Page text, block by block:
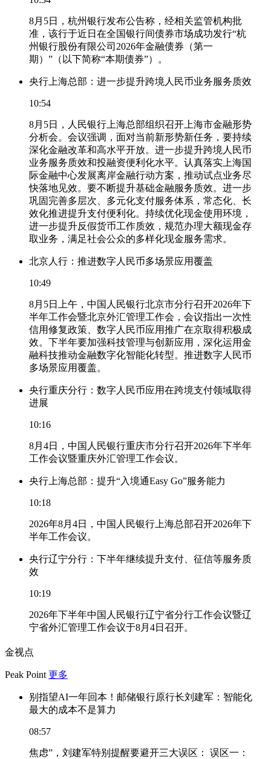
8月5日，杭州银行发布公告称，经相关监管机构批
准，该行于近日在全国银行间债券市场成功发行“杭
州银行股份有限公司2026年金融债券（第一
期）”（以下简称“本期债券”）。
央行上海总部：进一步提升跨境人民币业务服务质效
10:54
8月5日，人民银行上海总部组织召开上海市金融形势
分析会。会议强调，面对当前新形势新任务，要持续
深化金融改革和高水平开放。进一步提升跨境人民币
业务服务质效和投融资便利化水平。认真落实上海国
际金融中心发展离岸金融行动方案，推动试点业务尽
快落地见效。要不断提升基础金融服务质效。进一步
巩固完善多层次、多元化支付服务体系，常态化、长
效化推进提升支付便利化。持续优化现金使用环境，
进一步提升反假货币工作质效，规范办理大额现金存
取业务，满足社会公众的多样化现金服务需求。
北京人行：推进数字人民币多场景应用覆盖
10:49
8月5日上午，中国人民银行北京市分行召开2026年下
半年工作会暨北京外汇管理工作会，会议指出一次性
信用修复政策、数字人民币应用推广在京取得积极成
效。下半年要加强科技管理与创新应用，深化运用金
融科技推动金融数字化智能化转型。推进数字人民币
多场景应用覆盖。
央行重庆分行：数字人民币应用在跨境支付领域取得
进展
10:16
8月4日，中国人民银行重庆市分行召开2026年下半年
工作会议暨重庆外汇管理工作会议。
央行上海总部：提升“入境通Easy Go”服务能力
10:18
2026年8月4日，中国人民银行上海总部召开2026年下
半年工作会议。
央行辽宁分行：下半年继续提升支付、征信等服务质
效
10:19
2026年下半年中国人民银行辽宁省分行工作会议暨辽
宁省外汇管理工作会议于8月4日召开。
金视点
Peak Point 更多
别指望AI一年回本！邮储银行原行长刘建军：智能化
最大的成本不是算力
08:57
焦虑”，刘建军特别提醒要避开三大误区： 误区一：